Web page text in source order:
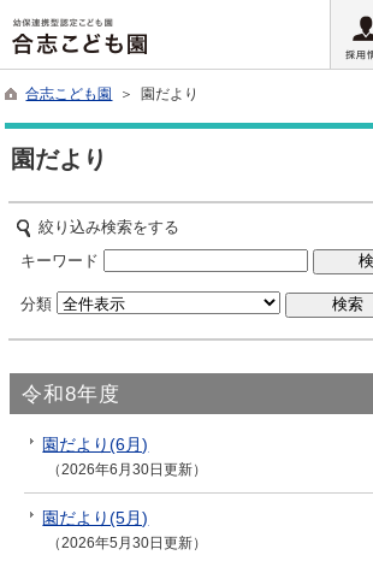
合志こども園 ＞ 園だより
園だより
絞り込み検索をする
キーワード
分類
令和8年度
園だより(6月)
（2026年6月30日更新）
園だより(5月)
（2026年5月30日更新）